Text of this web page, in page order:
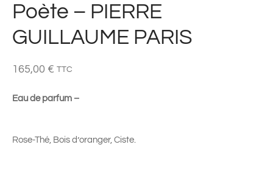
Poète – PIERRE
GUILLAUME PARIS
165,00 € TTC
Eau de parfum –
Rose-Thé, Bois d’oranger, Ciste.